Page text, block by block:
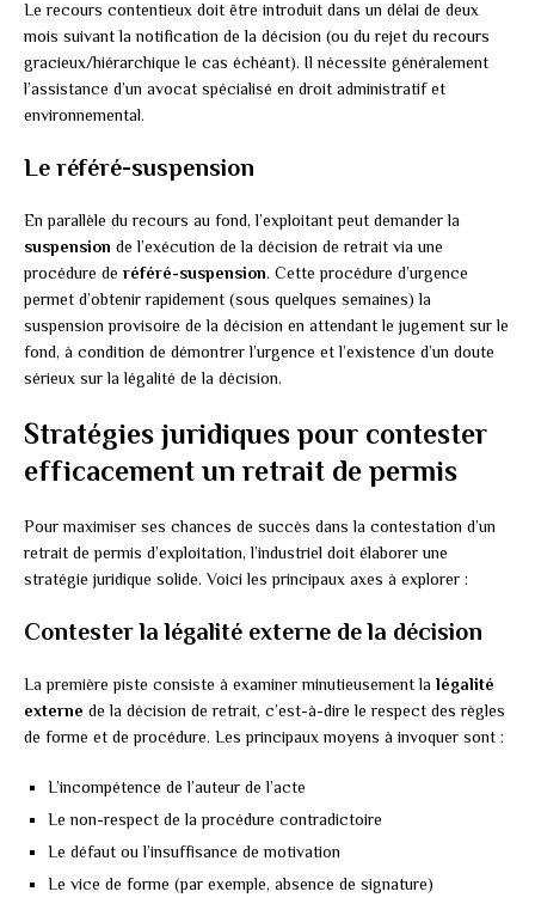
Le recours contentieux doit être introduit dans un délai de deux
mois suivant la notification de la décision (ou du rejet du recours
gracieux/hiérarchique le cas échéant). Il nécessite généralement
l’assistance d’un avocat spécialisé en droit administratif et
environnemental.
Le référé-suspension
En parallèle du recours au fond, l’exploitant peut demander la
suspension de l’exécution de la décision de retrait via une
procédure de référé-suspension. Cette procédure d’urgence
permet d’obtenir rapidement (sous quelques semaines) la
suspension provisoire de la décision en attendant le jugement sur le
fond, à condition de démontrer l’urgence et l’existence d’un doute
sérieux sur la légalité de la décision.
Stratégies juridiques pour contester
efficacement un retrait de permis
Pour maximiser ses chances de succès dans la contestation d’un
retrait de permis d’exploitation, l’industriel doit élaborer une
stratégie juridique solide. Voici les principaux axes à explorer :
Contester la légalité externe de la décision
La première piste consiste à examiner minutieusement la légalité
externe de la décision de retrait, c’est-à-dire le respect des règles
de forme et de procédure. Les principaux moyens à invoquer sont :
L’incompétence de l’auteur de l’acte
Le non-respect de la procédure contradictoire
Le défaut ou l’insuffisance de motivation
Le vice de forme (par exemple, absence de signature)